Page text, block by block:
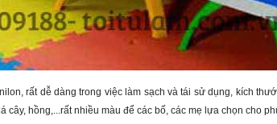
rất dễ dàng trong việc làm sạch và tái sử dụng, kích
cây, hồng,...rất nhiều màu để các bố, các mẹ lựa chọn cho